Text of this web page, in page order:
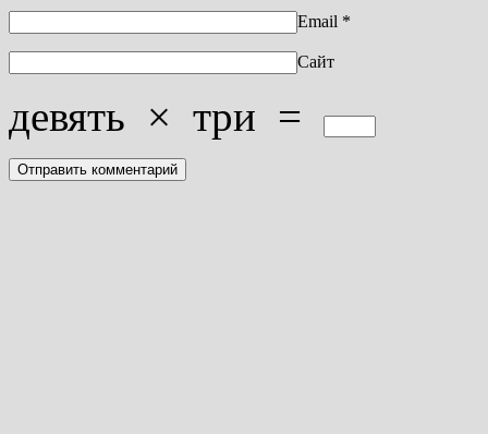
Email *
Сайт
девять × три =